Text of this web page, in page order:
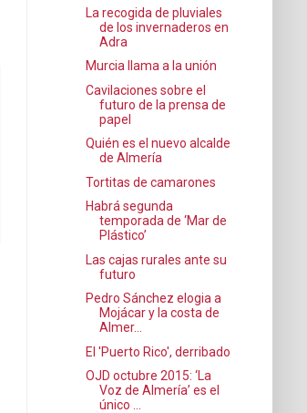
La recogida de pluviales
de los invernaderos en
Adra
Murcia llama a la unión
Cavilaciones sobre el
futuro de la prensa de
papel
Quién es el nuevo alcalde
de Almería
Tortitas de camarones
Habrá segunda
temporada de ‘Mar de
Plástico’
Las cajas rurales ante su
futuro
Pedro Sánchez elogia a
Mojácar y la costa de
Almer...
El 'Puerto Rico', derribado
OJD octubre 2015: ‘La
Voz de Almería’ es el
único ...